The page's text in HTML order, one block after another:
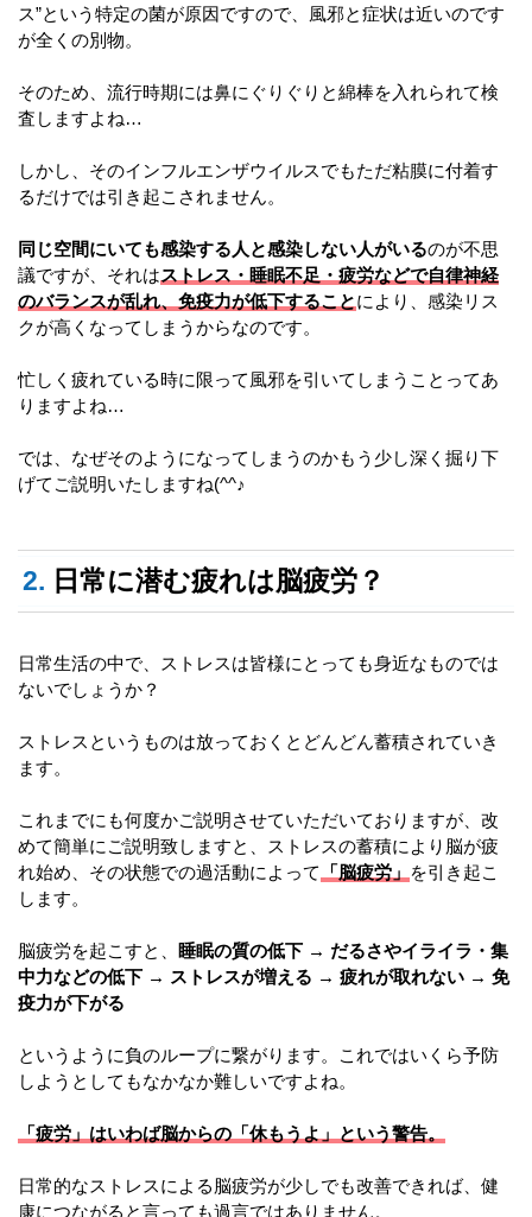
ス”という特定の菌が原因ですので、風邪と症状は近いのです
が全くの別物。
そのため、流行時期には鼻にぐりぐりと綿棒を入れられて検
査しますよね…
しかし、そのインフルエンザウイルスでもただ粘膜に付着す
るだけでは引き起こされません。
同じ空間にいても感染する人と感染しない人がいるのが不思
議ですが、それはストレス・睡眠不足・疲労などで自律神経
のバランスが乱れ、免疫力が低下することにより、感染リス
クが高くなってしまうからなのです。
忙しく疲れている時に限って風邪を引いてしまうことってあ
りますよね…
では、なぜそのようになってしまうのかもう少し深く掘り下
げてご説明いたしますね(^^♪
2. 日常に潜む疲れは脳疲労？
日常生活の中で、ストレスは皆様にとっても身近なものでは
ないでしょうか？
ストレスというものは放っておくとどんどん蓄積されていき
ます。
これまでにも何度かご説明させていただいておりますが、改
めて簡単にご説明致しますと、ストレスの蓄積により脳が疲
れ始め、その状態での過活動によって
「脳疲労」 を引き起こ
します。
脳疲労を起こすと、
睡眠の質の低下 → だるさやイライラ・集
中力などの低下 → ストレスが増える → 疲れが取れない → 免
疫力が下がる
というように負のループに繋がります。これではいくら予防
しようとしてもなかなか難しいですよね。
「疲労」はいわば脳からの「休もうよ」という警告。
日常的なストレスによる脳疲労が少しでも改善できれば、健
康につながると言っても過言ではありません。